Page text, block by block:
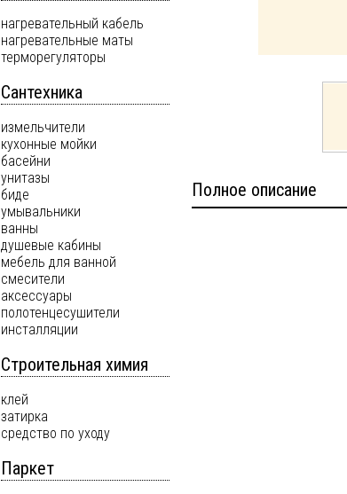
нагревательный кабель
нагревательные маты
терморегуляторы
Сантехника
измельчители
кухонные мойки
басейни
унитазы
биде
умывальники
ванны
душевые кабины
мебель для ванной
смесители
аксессуары
полотенцесушители
инсталляции
Строительная химия
клей
затирка
средство по уходу
Паркет
Полное описание